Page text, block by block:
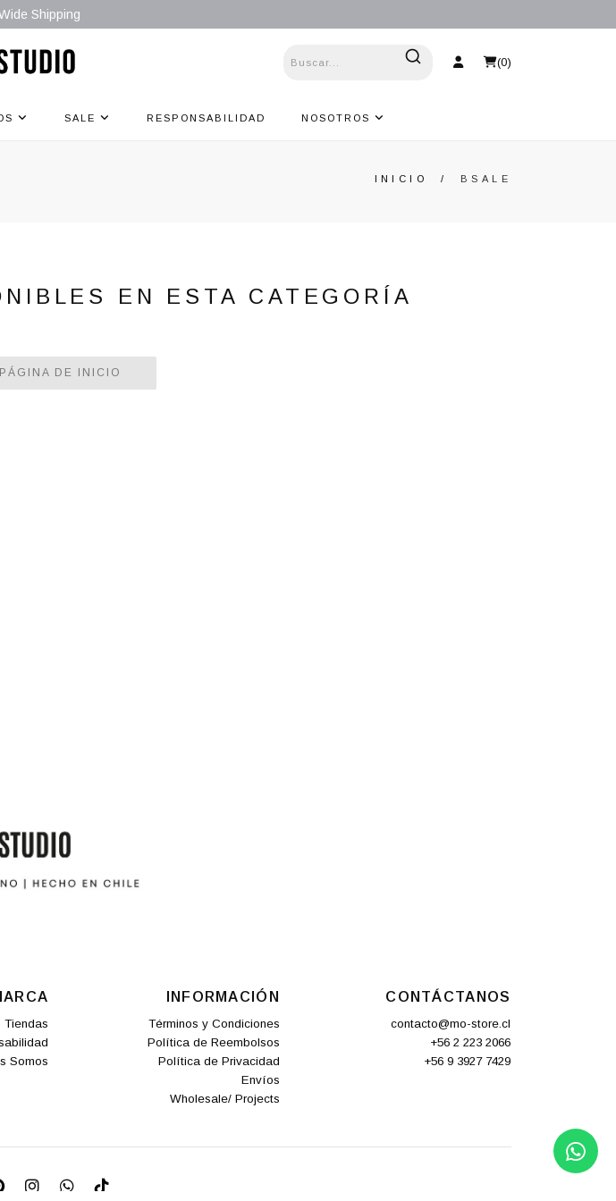
Shipping
(0)
SALE RESPONSABILIDAD NOSOTROS
INICIO / BSALE
EN ESTA CATEGORÍA
DE INICIO
Tiendas
Somos
INFORMACIÓN
Términos y Condiciones
Política de Reembolsos
Política de Privacidad
Envíos
Wholesale/ Projects
CONTÁCTANOS
contacto@mo-store.cl
+56 2 223 2066
+56 9 3927 7429